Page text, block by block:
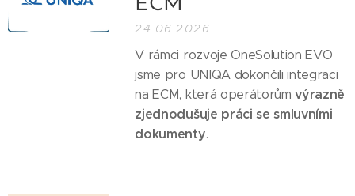
ECM
24.06.2026
V rámci rozvoje OneSolution EVO
jsme pro UNIQA dokončili integraci
na ECM, která operátorůmvýrazně
zjednodušuje práci se smluvními
dokumenty.